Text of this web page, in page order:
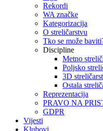
Rekordi
WA značke
Kategorizacija
O streličarstvu
Tko se može
Discipline
Metno
Poljsko
3D
Ostala
Reprezentacija
PRAVO NA
GDPR
Vijesti
Klubovi